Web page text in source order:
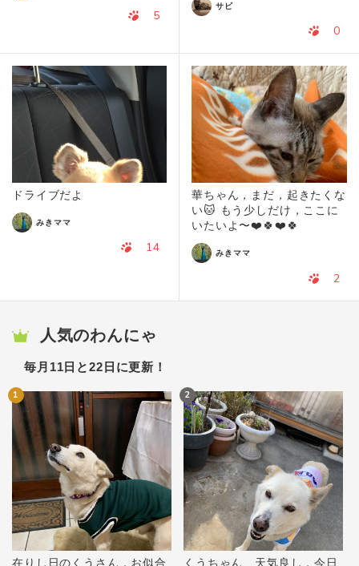
5
サビ
0
ドライブだよ
みきママ
14
華ちゃん，まだ，起きたくな
い🐱 もう少しだけ，ここに
いたいよ〜❤️🍀❤️🍀
みきママ
2
人気のわんにゃ
毎月11日と22日に更新！
1
在りし日のくうさん，お似合
2
くうちゃん、天気良し，今日